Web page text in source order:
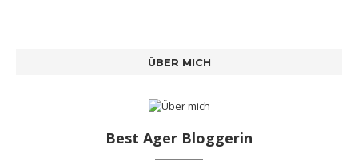
ÜBER MICH
Best Ager Bloggerin